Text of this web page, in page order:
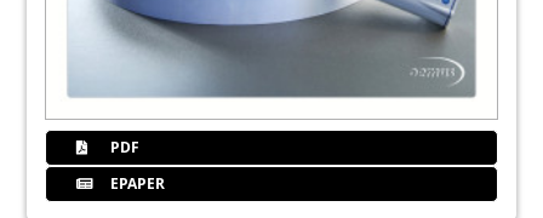
PDF
EPAPER